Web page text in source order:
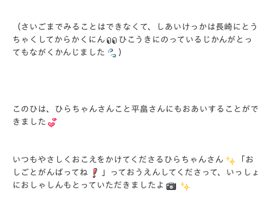
（さいごまでみることはできなくて、しあいけっかは長崎にとう
ちゃくしてからかくにん
ひこうきにのっているじかんがとっ
てもながくかんじました
）
このひは、ひらちゃんさんこと平畠さんにもおあいすることがで
きました
いつもやさしくおこえをかけてくださるひらちゃんさん
「お
しごとがんばってね
」っておうえんしてくださって、いっしょ
におしゃしんもとっていただきましたよ